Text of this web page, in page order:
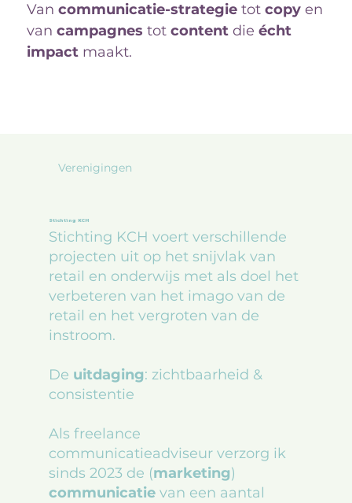
Vancommunicatie-strategie totcopy en
vancampagnes totcontent dieécht
impact maakt.
Verenigingen
Stichting KCH
Stichting KCH voert verschillende
projecten uit op het snijvlak van
retail en onderwijs met als doel het
verbeteren van het imago van de
retail en het vergroten van de
instroom.
De uitdaging: zichtbaarheid &
consistentie
Als freelance
communicatieadviseur verzorg ik
sinds 2023 de (marketing)
communicatievan een aantal